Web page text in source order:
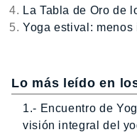
La Tabla de Oro de
Yoga estival:
Lo más leído en
1.- Encuentro de
visión integral del